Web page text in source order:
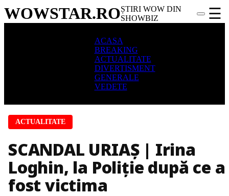
WOWSTAR.ROȘTIRI WOW DIN
SHOWBIZ
☰
ACASA
BREAKING
ACTUALITATE
DIVERTISMENT
GENERALE
VEDETE
ACTUALITATE
SCANDAL URIAȘ | Irina
Loghin, la Poliție după ce a
fost victima